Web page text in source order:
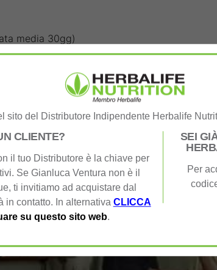
sito del Distributore Indipendente Herbalife
CLIENTE?
il tuo Distributore è la chiave per
Se Gianluca Ventura non è il
ti invitiamo ad acquistare dal
in contatto. In alternativa CLICCA
su questo sito web.
SEI
Per
media 30gg)